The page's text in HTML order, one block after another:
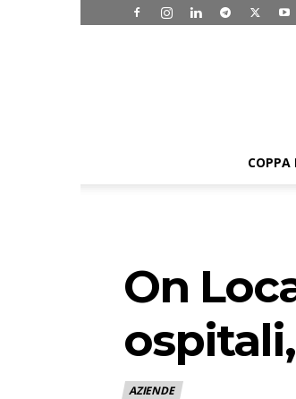
COPPA
On
AZIENDE